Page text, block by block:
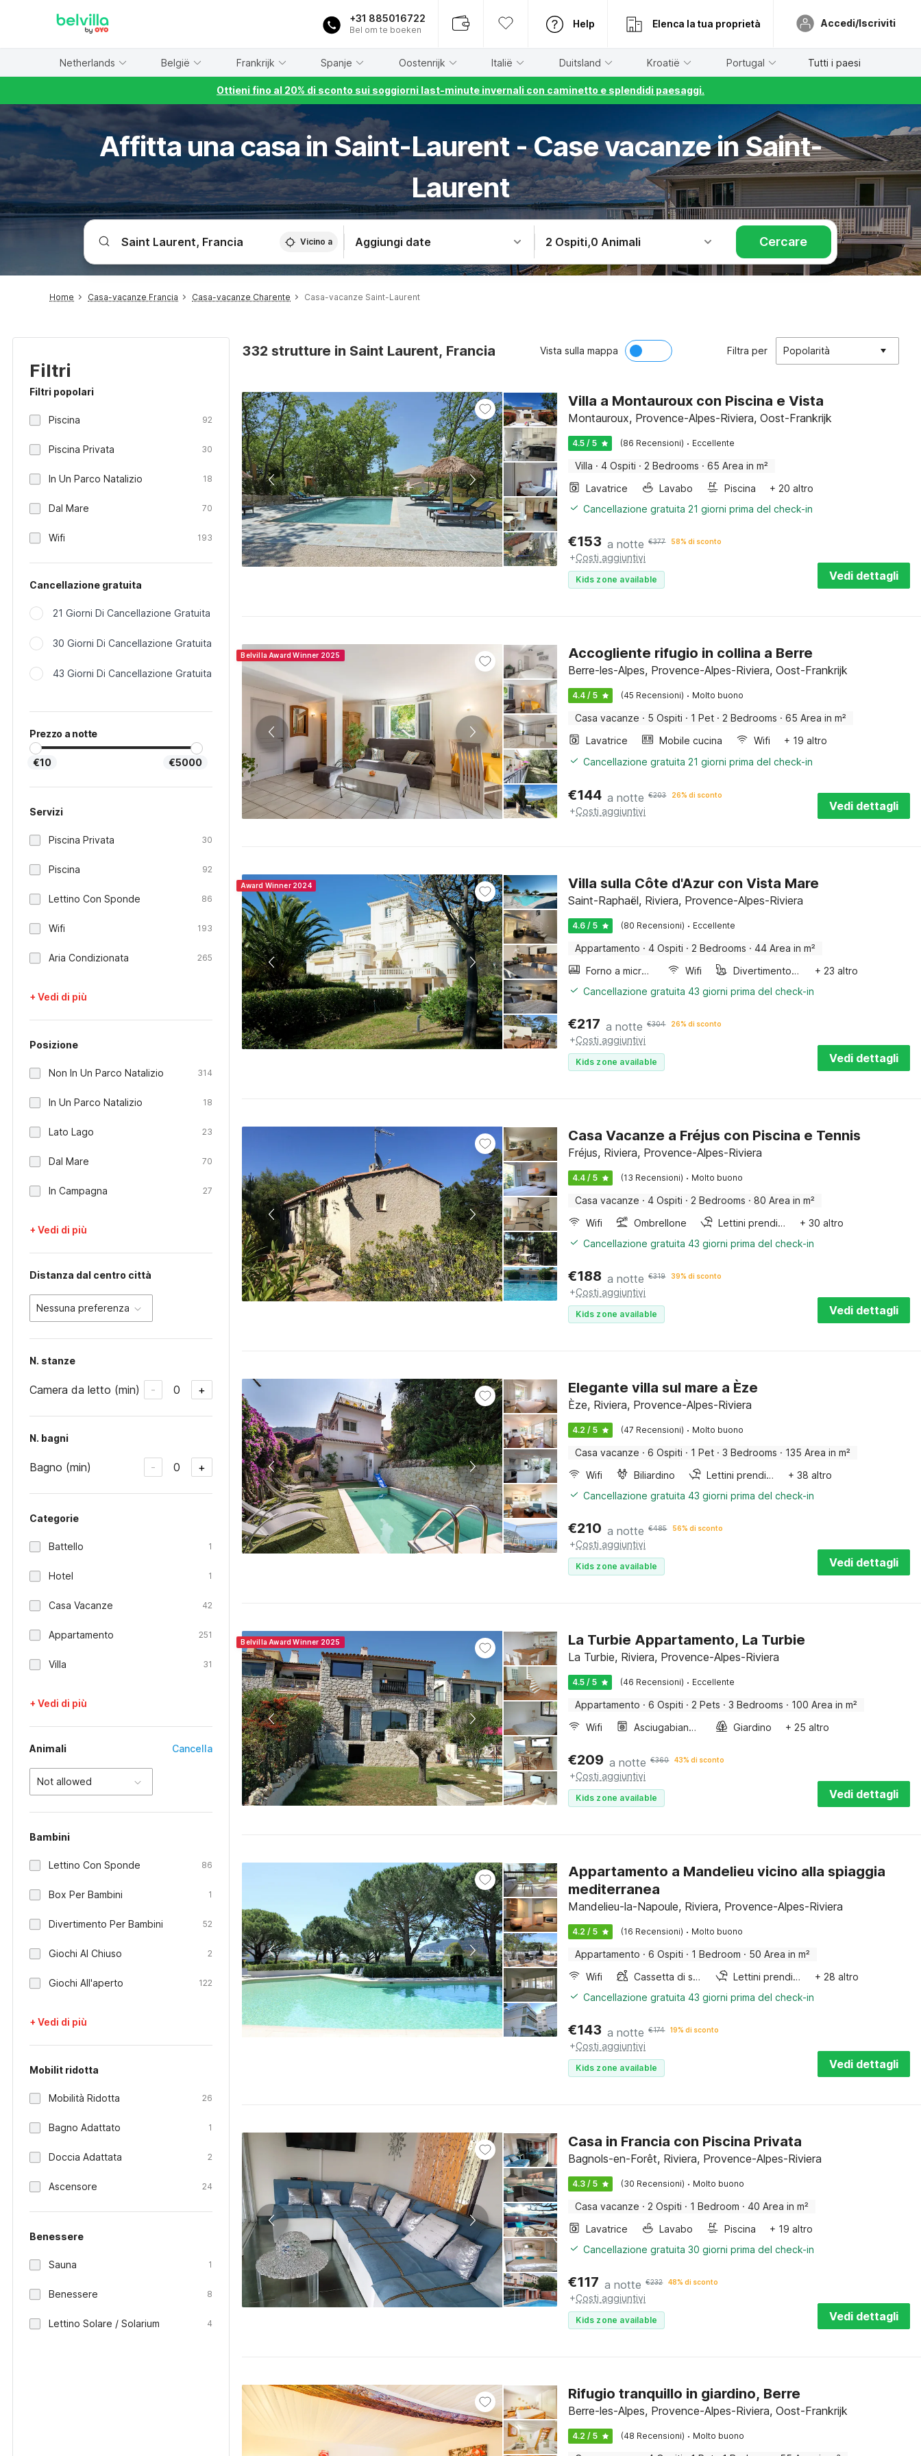
+31 885016722
Bel om te boeken
Help Elenca la tua proprietà Accedi/Iscriviti
Netherlands België Frankrijk Spanje Oostenrijk Italië Duitsland Kroatië Portugal Tutti i paesi
Ottieni fino al 20% di sconto sui soggiorni last-minute invernali con caminetto e splendidi paesaggi.
Affitta una casa in Saint-Laurent - Case vacanze in Saint-
Laurent
Vicino a Aggiungi date 2 Ospiti,0 Animali Cercare
Home Casa-vacanze Francia Casa-vacanze Charente Casa-vacanze Saint-Laurent
Filtri
Filtri popolari
Piscina 92
Piscina Privata 30
In Un Parco Natalizio 18
Dal Mare 70
Wifi 193
Cancellazione gratuita
21 Giorni Di Cancellazione Gratuita
30 Giorni Di Cancellazione Gratuita
43 Giorni Di Cancellazione Gratuita
Prezzo a notte
€10 €5000
Servizi
Piscina Privata 30
Piscina 92
Lettino Con Sponde 86
Wifi 193
Aria Condizionata 265
+ Vedi di più
Posizione
Non In Un Parco Natalizio 314
In Un Parco Natalizio 18
Lato Lago 23
Dal Mare 70
In Campagna 27
+ Vedi di più
Distanza dal centro città
Nessuna preferenza
N. stanze
Camera da letto (min) - 0 +
N. bagni
Bagno (min) - 0 +
Categorie
Battello 1
Hotel 1
Casa Vacanze 42
Appartamento 251
Villa 31
+ Vedi di più
Animali Cancella
Not allowed
Bambini
Lettino Con Sponde 86
Box Per Bambini 1
Divertimento Per Bambini 52
Giochi Al Chiuso 2
Giochi All'aperto 122
+ Vedi di più
Mobilit ridotta
Mobilità Ridotta 26
Bagno Adattato 1
Doccia Adattata 2
Ascensore 24
Benessere
Sauna 1
Benessere 8
Lettino Solare / Solarium 4
332 strutture in Saint Laurent, Francia Vista sulla mappa Filtra per Popolarità
Villa a Montauroux con Piscina e Vista
Montauroux, Provence-Alpes-Riviera, Oost-Frankrijk
4.5 / 5 (86 Recensioni) · Eccellente
Villa · 4 Ospiti · 2 Bedrooms · 65 Area in m²
Lavatrice
Lavabo Piscina
+ 20 altro
Cancellazione gratuita 21 giorni prima del check-in
€153 a notte €377 58% di sconto
+Costi aggiuntivi
Kids zone available Vedi dettagli
Belvilla Award Winner 2025 Accogliente rifugio in collina a Berre
Berre-les-Alpes, Provence-Alpes-Riviera, Oost-Frankrijk
4.4 / 5 (45 Recensioni) · Molto buono
Casa vacanze · 5 Ospiti · 1 Pet · 2 Bedrooms · 65 Area in m²
Lavatrice
Mobile cucina Wifi
+ 19 altro
Cancellazione gratuita 21 giorni prima del check-in
€144 a notte €203 26% di sconto
+Costi aggiuntivi Vedi dettagli
Award Winner 2024 Villa sulla Côte d'Azur con Vista Mare
Saint-Raphaël, Riviera, Provence-Alpes-Riviera
4.6 / 5 (80 Recensioni) · Eccellente
Appartamento · 4 Ospiti · 2 Bedrooms · 44 Area in m²
Forno a microonde combinato
Wifi Divertimento per bambini
+ 23 altro
Cancellazione gratuita 43 giorni prima del check-in
€217 a notte €304 26% di sconto
+Costi aggiuntivi
Kids zone available Vedi dettagli
Casa Vacanze a Fréjus con Piscina e Tennis
Fréjus, Riviera, Provence-Alpes-Riviera
4.4 / 5 (13 Recensioni) · Molto buono
Casa vacanze · 4 Ospiti · 2 Bedrooms · 80 Area in m²
Wifi
Ombrellone Lettini prendisole
+ 30 altro
Cancellazione gratuita 43 giorni prima del check-in
€188 a notte €319 39% di sconto
+Costi aggiuntivi
Kids zone available Vedi dettagli
Elegante villa sul mare a Èze
Èze, Riviera, Provence-Alpes-Riviera
4.2 / 5 (47 Recensioni) · Molto buono
Casa vacanze · 6 Ospiti · 1 Pet · 3 Bedrooms · 135 Area in m²
Wifi
Biliardino Lettini prendisole
+ 38 altro
Cancellazione gratuita 43 giorni prima del check-in
€210 a notte €485 56% di sconto
+Costi aggiuntivi
Kids zone available Vedi dettagli
Belvilla Award Winner 2025 La Turbie Appartamento, La Turbie
La Turbie, Riviera, Provence-Alpes-Riviera
4.5 / 5 (46 Recensioni) · Eccellente
Appartamento · 6 Ospiti · 2 Pets · 3 Bedrooms · 100 Area in m²
Wifi
Asciugabiancheria Giardino + 25 altro
€209 a notte €360 43% di sconto
+Costi aggiuntivi
Kids zone available Vedi dettagli
Appartamento a Mandelieu vicino alla spiaggia
mediterranea
Mandelieu-la-Napoule, Riviera, Provence-Alpes-Riviera
4.2 / 5 (16 Recensioni) · Molto buono
Appartamento · 6 Ospiti · 1 Bedroom · 50 Area in m²
Wifi
Cassetta di sabbia Lettini prendisole
+ 28 altro
Cancellazione gratuita 43 giorni prima del check-in
€143 a notte €174 19% di sconto
+Costi aggiuntivi
Kids zone available Vedi dettagli
Casa in Francia con Piscina Privata
Bagnols-en-Forêt, Riviera, Provence-Alpes-Riviera
4.3 / 5 (30 Recensioni) · Molto buono
Casa vacanze · 2 Ospiti · 1 Bedroom · 40 Area in m²
Lavatrice
Lavabo Piscina
+ 19 altro
Cancellazione gratuita 30 giorni prima del check-in
€117 a notte €232 48% di sconto
+Costi aggiuntivi
Kids zone available Vedi dettagli
Rifugio tranquillo in giardino, Berre
Berre-les-Alpes, Provence-Alpes-Riviera, Oost-Frankrijk
4.2 / 5 (48 Recensioni) · Molto buono